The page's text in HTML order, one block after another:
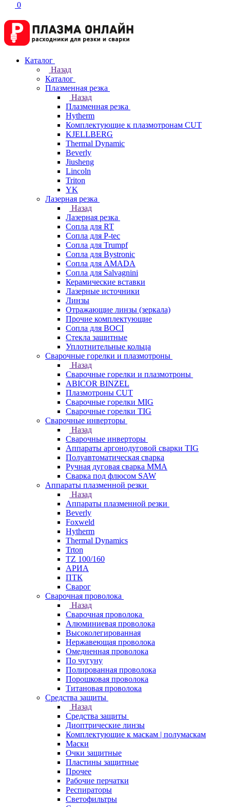
0
Каталог
Назад
Каталог
Плазменная резка
Назад
Плазменная резка
Hytherm
Комплектующие к плазмотронам CUT
KJELLBERG
Thermal Dynamic
Beverly
Jiusheng
Lincoln
Triton
YK
Лазерная резка
Назад
Лазерная резка
Сопла для RT
Сопла для P-tec
Сопла для Trumpf
Сопла для Bystronic
Сопла для AMADA
Сопла для Salvagnini
Керамические вставки
Лазерные источники
Линзы
Отражающие линзы (зеркала)
Прочие комплектующие
Сопла для BOCI
Стекла защитные
Уплотнительные кольца
Сварочные горелки и плазмотроны
Назад
Сварочные горелки и плазмотроны
ABICOR BINZEL
Плазмотроны CUT
Сварочные горелки MIG
Сварочные горелки TIG
Сварочные инверторы
Назад
Сварочные инверторы
Аппараты аргонодуговой сварки TIG
Полуавтоматическая сварка
Ручная дуговая сварка MMA
Сварка под флюсом SAW
Аппараты плазменной резки
Назад
Аппараты плазменной резки
Beverly
Foxweld
Hytherm
Thermal Dynamics
Trton
TZ 100/160
АРИА
ПТК
Сварог
Сварочная проволока
Назад
Сварочная проволока
Алюминиевая проволока
Высоколегированная
Нержавеющая проволока
Омедненная проволока
По чугуну
Полированная проволока
Порошковая проволока
Титановая проволока
Средства защиты
Назад
Средства защиты
Диоптрические линзы
Комплектующие к маскам | полумаскам
Маски
Очки защитные
Пластины защитные
Прочее
Рабочие перчатки
Респираторы
Светофильтры